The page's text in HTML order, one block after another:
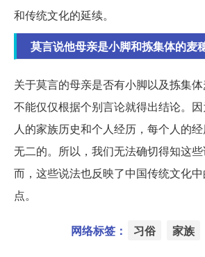
和传统文化的延续。
莫言说他母亲是小脚和拣集体的麦
关于莫言的母亲是否有小脚以及拣集
不能仅仅根据个别言论就得出结论。
人的家族历史和个人经历，每个人的
无二的。所以，我们无法确切得知这
而，这些说法也反映了中国传统文化
点。
网络标签： 习俗 家族